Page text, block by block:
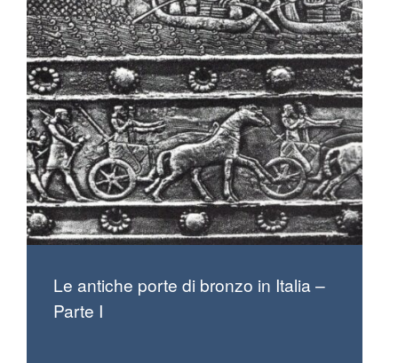
Le antiche porte di bronzo in Italia –
Parte I